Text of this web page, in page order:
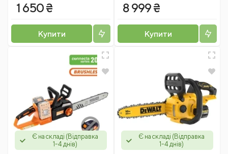
1 650 ₴
Купити
8 999 ₴
Купити
Є на складі (Відправка
1-4 днів)
Є на складі (Відправка
1-4 днів)